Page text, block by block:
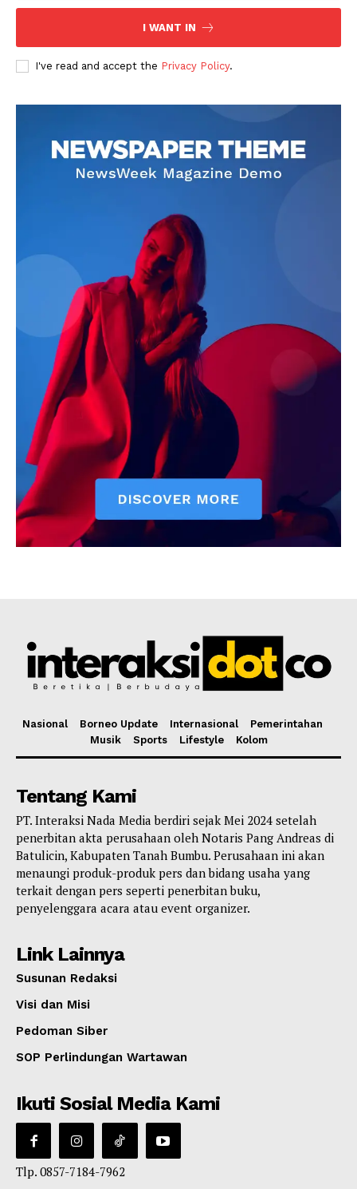
I WANT IN
I've read and accept the Privacy Policy.
Nasional Borneo Update Internasional
Pemerintahan
Musik
Sports Lifestyle Kolom
Tentang Kami
PT. Interaksi Nada Media berdiri sejak Mei 2024 setelah
penerbitan akta perusahaan oleh Notaris Pang Andreas di
Batulicin, Kabupaten Tanah Bumbu. Perusahaan ini akan
menaungi produk-produk pers dan bidang usaha yang
terkait dengan pers seperti penerbitan buku,
penyelenggara acara atau event organizer.
Link Lainnya
Susunan Redaksi
Visi dan Misi
Pedoman Siber
SOP Perlindungan Wartawan
Ikuti Sosial Media Kami
Tlp. 0857-7184-7962